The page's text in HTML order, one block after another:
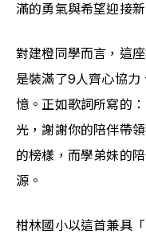
滿的勇氣與希望迎接
對建橙同學而言，這
是裝滿了9人齊心協力
憶。正如歌詞所寫的
光，謝謝你的陪伴帶
的榜樣，而學弟妹的
源。
柑林國小以這首兼具